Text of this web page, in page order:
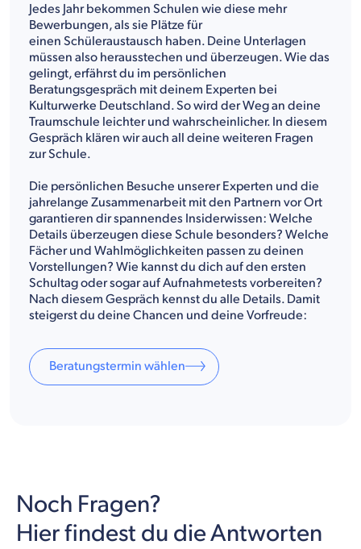
Jedes Jahr bekommen Schulen wie diese mehr
Bewerbungen, als sie Plätze für
einen Schüleraustausch haben. Deine Unterlagen
müssen also herausstechen und überzeugen. Wie das
gelingt, erfährst du im persönlichen
Beratungsgespräch mit deinem Experten bei
Kulturwerke Deutschland. So wird der Weg an deine
Traumschule leichter und wahrscheinlicher. In diesem
Gespräch klären wir auch all deine weiteren Fragen
zur Schule.
Die persönlichen Besuche unserer Experten und die
jahrelange Zusammenarbeit mit den Partnern vor Ort
garantieren dir spannendes Insiderwissen: Welche
Details überzeugen diese Schule besonders? Welche
Fächer und Wahlmöglichkeiten passen zu deinen
Vorstellungen? Wie kannst du dich auf den ersten
Schultag oder sogar auf Aufnahmetests vorbereiten?
Nach diesem Gespräch kennst du alle Details. Damit
steigerst du deine Chancen und deine Vorfreude:
Beratungstermin wählen
Noch Fragen?
Hier findest du die Antworten